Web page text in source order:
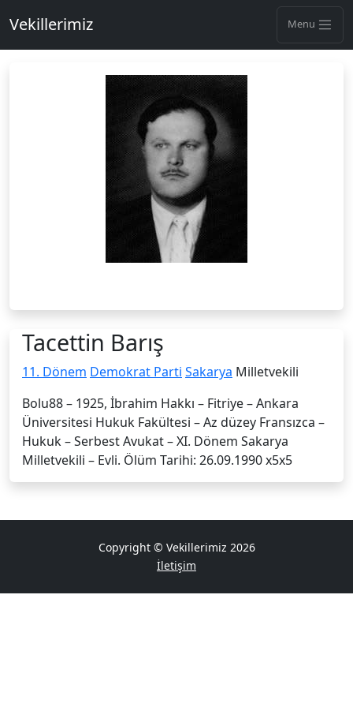
Vekillerimiz Menu
Tacettin Barış
11. Dönem Demokrat Parti Sakarya Milletvekili
Bolu88 – 1925, İbrahim Hakkı – Fitriye – Ankara
Üniversitesi Hukuk Fakültesi – Az düzey Fransızca –
Hukuk – Serbest Avu­kat – XI. Dönem Sakarya
Milletvekili – Evli. Ölüm Tarihi: 26.09.1990 x5x5
Copyright © Vekillerimiz 2026
İletişim